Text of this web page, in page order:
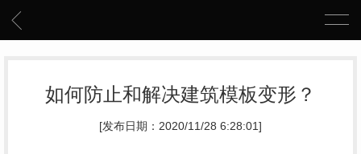
如何防止和解决建筑模板变形？
[发布日期：2020/11/28 6:28:01]